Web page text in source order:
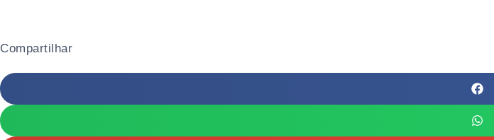
Compartilhar